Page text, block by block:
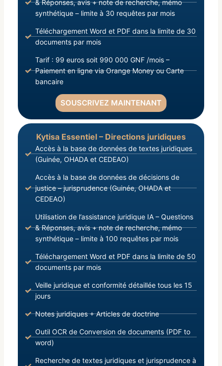
& Réponses, avis + note de recherche, mémo
synthétique – limite à 30 requêtes par mois
Téléchargement Word et PDF dans la limite de 30
documents par mois
Tarif : 99 euros soit 990 000 GNF /mois –
Paiement en ligne via Orange Money ou Carte
bancaire
SOUSCRIVEZ MAINTENANT
Kytisa Essentiel – Directions juridiques
Accès à la base de données de textes juridiques
(Guinée, OHADA et CEDEAO)
Accès à la base de données de décisions de
justice – jurisprudence (Guinée, OHADA et
CEDEAO)
Utilisation de l’assistance juridique IA – Questions
& Réponses, avis + note de recherche, mémo
synthétique – limite à 100 requêtes par mois
Téléchargement Word et PDF dans la limite de 50
documents par mois
Veille juridique et conformité détaillée tous les 15
jours
Notes juridiques + Articles de doctrine
Outil OCR de Conversion de documents (PDF to
word)
Recherche de textes juridiques et jurisprudence à